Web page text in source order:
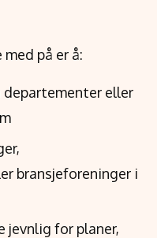
på er å:
departementer eller
bransjeforeninger i
jevnlig for planer,